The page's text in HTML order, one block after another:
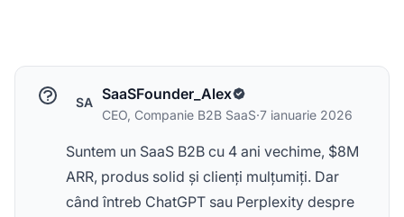
SA SaaSFounder_Alex
CEO, Companie B2B SaaS·7 ianuarie 2026
Suntem un SaaS B2B cu 4 ani vechime, $8M
ARR, produs solid și clienți mulțumiți. Dar
când întreb ChatGPT sau Perplexity despre